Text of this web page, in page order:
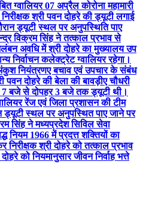
ग्वालियर 07 अप्रैल कोरोना महामारी
श्री पवन दोहरे की ड्यूटी लगाई
ड्यूटी स्थल पर अनुपस्थिति पाए
विक्रम सिंह ने तत्काल प्रभाव से
अवधि में श्री दोहरे का मुख्यालय उप
निर्वाचन कलेक्ट्रेट ग्वालियर रहेगा।
अंकुश नियंत्रणए बचाव एवं उपचार के संबंध
पवन दोहरे की बेला की बावड़ीए चौधरी
7 बजे से दोपहर 3 बजे तक ड्यूटी थी।
रेंज एवं जिला प्रशासन की टीम
ड्यूटी स्थल पर अनुपस्थित पाए जाने पर
सिंह ने मध्यप्रदेश सिविल सेवा
नियम 1966 में प्रदत्त शक्तियों का
निरीक्षक श्री दोहरे को तत्काल प्रभाव
को नियमानुसार जीवन निर्वाह भत्ते